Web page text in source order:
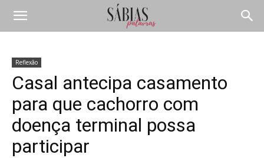
Reflexão
Casal antecipa casamento
para que cachorro com
doença terminal possa
participar